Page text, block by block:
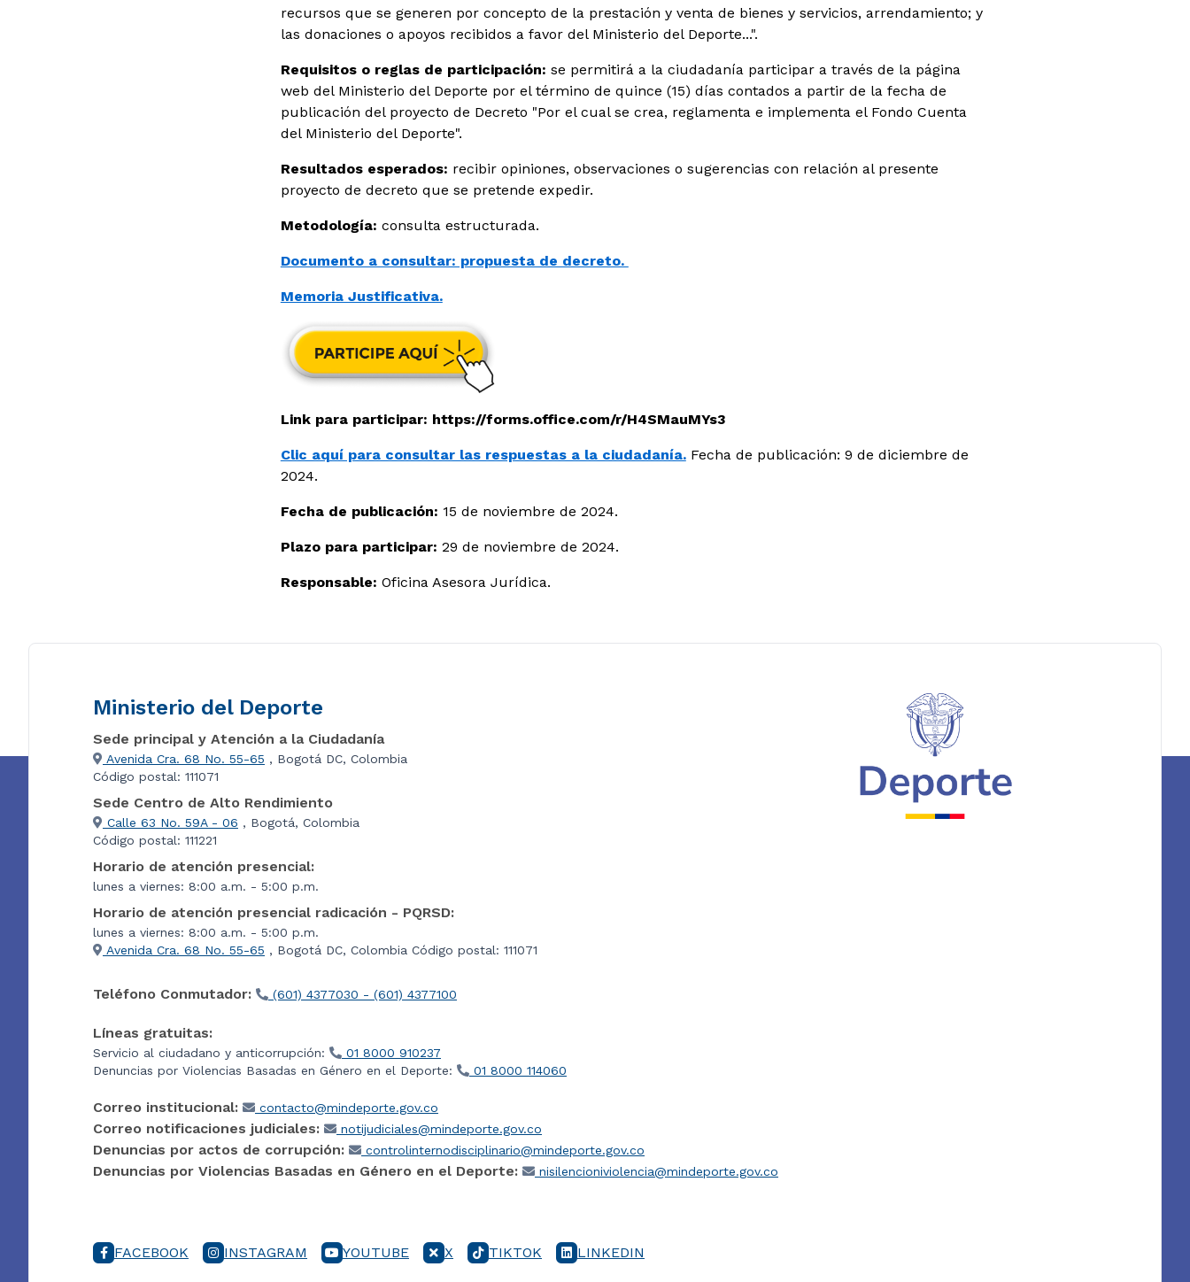
recursos que se generen por concepto de la prestación y venta de bienes y servicios, arrendamiento; y
las donaciones o apoyos recibidos a favor del Ministerio del Deporte...".
Requisitos o reglas de participación: se permitirá a la ciudadanía participar a través de la página
web del Ministerio del Deporte por el término de quince (15) días contados a partir de la fecha de
publicación del proyecto de Decreto "Por el cual se crea, reglamenta e implementa el Fondo Cuenta
del Ministerio del Deporte".
Resultados esperados: recibir opiniones, observaciones o sugerencias con relación al presente
proyecto de decreto que se pretende expedir.
Metodología: consulta estructurada.
Documento a consultar: propuesta de decreto.
Memoria Justificativa.
Link para participar: https://forms.office.com/r/H4SMauMYs3
Clic aquí para consultar las respuestas a la ciudadanía. Fecha de publicación: 9 de diciembre de
2024.
Fecha de publicación: 15 de noviembre de 2024.
Plazo para participar: 29 de noviembre de 2024.
Responsable: Oficina Asesora Jurídica.
Ministerio del Deporte
Sede principal y Atención a la Ciudadanía
Avenida Cra. 68 No. 55-65 , Bogotá DC, Colombia
Código postal: 111071
Sede Centro de Alto Rendimiento
Calle 63 No. 59A - 06 , Bogotá, Colombia
Código postal: 111221
Horario de atención presencial:
lunes a viernes: 8:00 a.m. - 5:00 p.m.
Horario de atención presencial radicación - PQRSD:
lunes a viernes: 8:00 a.m. - 5:00 p.m.
Avenida Cra. 68 No. 55-65 , Bogotá DC, Colombia Código postal: 111071
Teléfono Conmutador: (601) 4377030 - (601) 4377100
Líneas gratuitas:
Servicio al ciudadano y anticorrupción:
01 8000 910237
Denuncias por Violencias Basadas en Género en el Deporte:
01 8000 114060
Correo institucional: contacto@mindeporte.gov.co
Correo notificaciones judiciales: notijudiciales@mindeporte.gov.co
Denuncias por actos de corrupción: controlinternodisciplinario@mindeporte.gov.co
Denuncias por Violencias Basadas en Género en el Deporte: nisilencioniviolencia@mindeporte.gov.co
FACEBOOK INSTAGRAM YOUTUBE X TIKTOK LINKEDIN